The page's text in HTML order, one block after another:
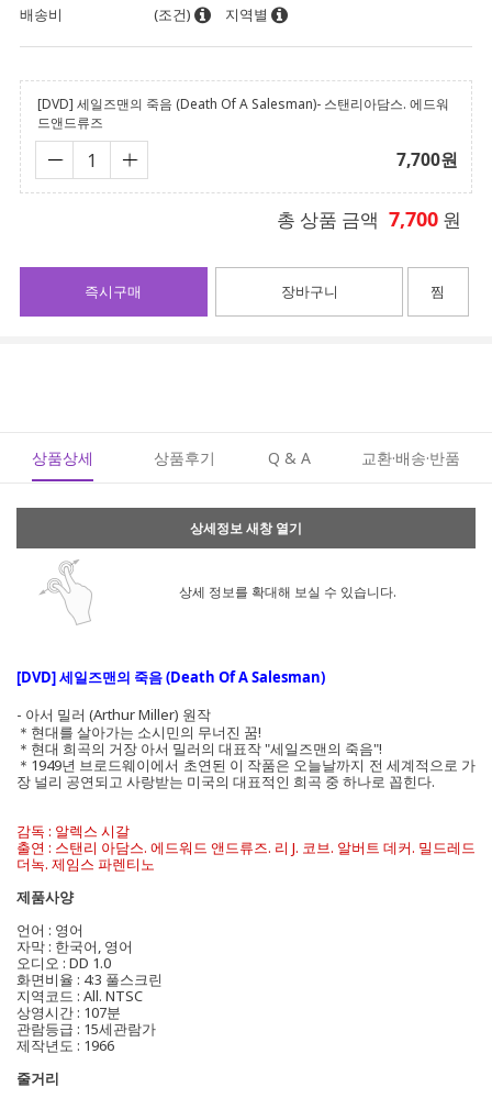
배송비
(조건) 지역별
[DVD] 세일즈맨의 죽음 (Death Of A Salesman)- 스탠리아담스. 에드워
드앤드류즈
7,700원
총 상품 금액 7,700 원
장바구니
즉시구매 찜
상품상세 상품후기 Q & A 교환·배송·반품
상세정보 새창 열기
상세 정보를 확대해 보실 수 있습니다.
[DVD] 세일즈맨의 죽음 (Death Of A Salesman)
- 아서 밀러 (Arthur Miller) 원작
＊현대를 살아가는 소시민의 무너진 꿈!
＊현대 희곡의 거장 아서 밀러의 대표작 "세일즈맨의 죽음"!
＊1949년 브로드웨이에서 초연된 이 작품은 오늘날까지 전 세계적으로 가
장 널리 공연되고 사랑받는 미국의 대표적인 희곡 중 하나로 꼽힌다.
감독 : 알렉스 시갈
출연 : 스탠리 아담스. 에드워드 앤드류즈. 리 J. 코브. 알버트 데커. 밀드레드
더녹. 제임스 파렌티노
제품사양
언어 : 영어
자막 : 한국어, 영어
오디오 : DD 1.0
화면비율 : 4:3 풀스크린
지역코드 : All. NTSC
상영시간 : 107분
관람등급 : 15세관람가
제작년도 : 1966
줄거리